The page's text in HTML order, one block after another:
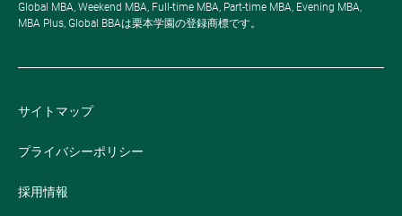
Global MBA, Weekend MBA, Full-time MBA, Part-time MBA, Evening MBA,
MBA Plus, Global BBAは栗本学園の登録商標です。
サイトマップ
プライバシーポリシー
採用情報